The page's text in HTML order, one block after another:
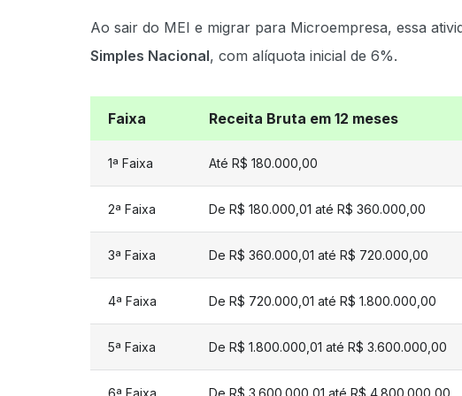
Ao sair do MEI e migrar para Microempresa, essa
Simples Nacional, com alíquota inicial de 6%.
Faixa Receita Bruta em 12 meses
1ª Faixa Até R$ 180.000,00
2ª Faixa De R$ 180.000,01 até R$ 360.000,00
3ª Faixa De R$ 360.000,01 até R$ 720.000,00
4ª Faixa De R$ 720.000,01 até R$ 1.800.000,00
5ª Faixa De R$ 1.800.000,01 até R$ 3.600.000,00
6ª Faixa De R$ 3.600.000,01 até R$ 4.800.000,00